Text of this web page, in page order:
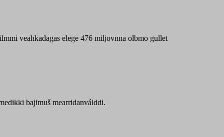
veahkadagas elege 476 miljovnna olbmo gullet
bajimuš mearridanválddi.